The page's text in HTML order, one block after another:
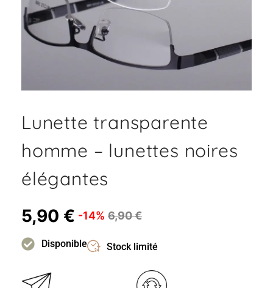
Lunette transparente
homme – lunettes noires
élégantes
5,90 € -14% 6,90€
Disponible Stock limité